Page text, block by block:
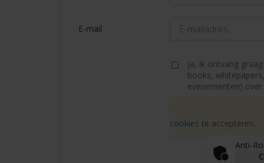
E-mail
Ja, ik ontvang
books,
evenementen)
cookies te accepteren.
Anti-